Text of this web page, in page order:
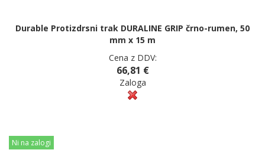
Durable Protizdrsni trak DURALINE GRIP črno-rumen, 50
mm x 15 m
Cena z DDV:
66,81 €
Zaloga
Ni na zalogi